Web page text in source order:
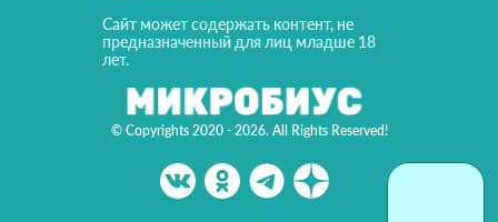
© Copyrights 2020 - 2026. All Rights Reserved!
Сайт может содержать контент, не
предназначенный для лиц младше 18
лет.